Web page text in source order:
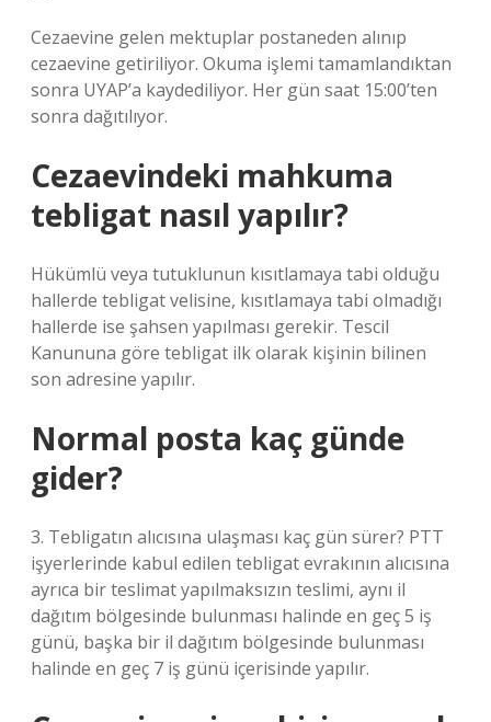
Cezaevine gelen mektuplar postaneden alınıp
cezaevine getiriliyor. Okuma işlemi tamamlandıktan
sonra UYAP’a kaydediliyor. Her gün saat 15:00’ten
sonra dağıtılıyor.
Cezaevindeki mahkuma
tebligat nasıl yapılır?
Hükümlü veya tutuklunun kısıtlamaya tabi olduğu
hallerde tebligat velisine, kısıtlamaya tabi olmadığı
hallerde ise şahsen yapılması gerekir. Tescil
Kanununa göre tebligat ilk olarak kişinin bilinen
son adresine yapılır.
Normal posta kaç günde
gider?
3. Tebligatın alıcısına ulaşması kaç gün sürer? PTT
işyerlerinde kabul edilen tebligat evrakının alıcısına
ayrıca bir teslimat yapılmaksızın teslimi, aynı il
dağıtım bölgesinde bulunması halinde en geç 5 iş
günü, başka bir il dağıtım bölgesinde bulunması
halinde en geç 7 iş günü içerisinde yapılır.